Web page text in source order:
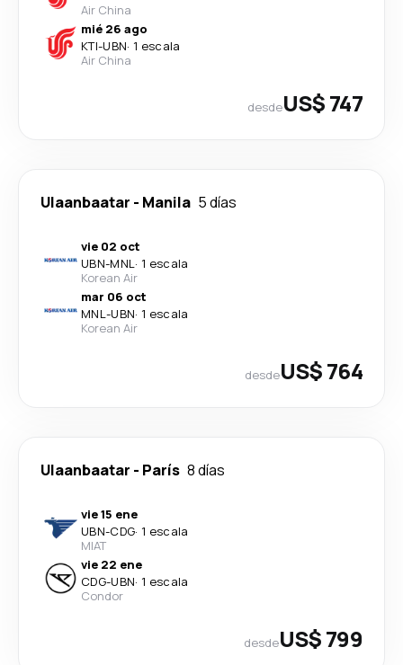
Air China
mié 26 ago
KTI-UBN· 1 escala
Air China
desdeUS$ 747
Ulaanbaatar - Manila 5 días
vie 02 oct
UBN-MNL· 1 escala
Korean Air
mar 06 oct
MNL-UBN· 1 escala
Korean Air
desdeUS$ 764
Ulaanbaatar - París 8 días
vie 15 ene
UBN-CDG· 1 escala
MIAT
vie 22 ene
CDG-UBN· 1 escala
Condor
desdeUS$ 799